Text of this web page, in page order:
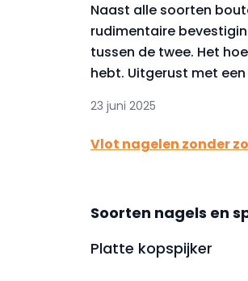
Naast alle soorten
rudimentaire
tussen de twee. Het
hebt. Uitgerust met
23 juni 2025
Vlot nagelen zonder
Soorten nagels en
Platte kopspijker